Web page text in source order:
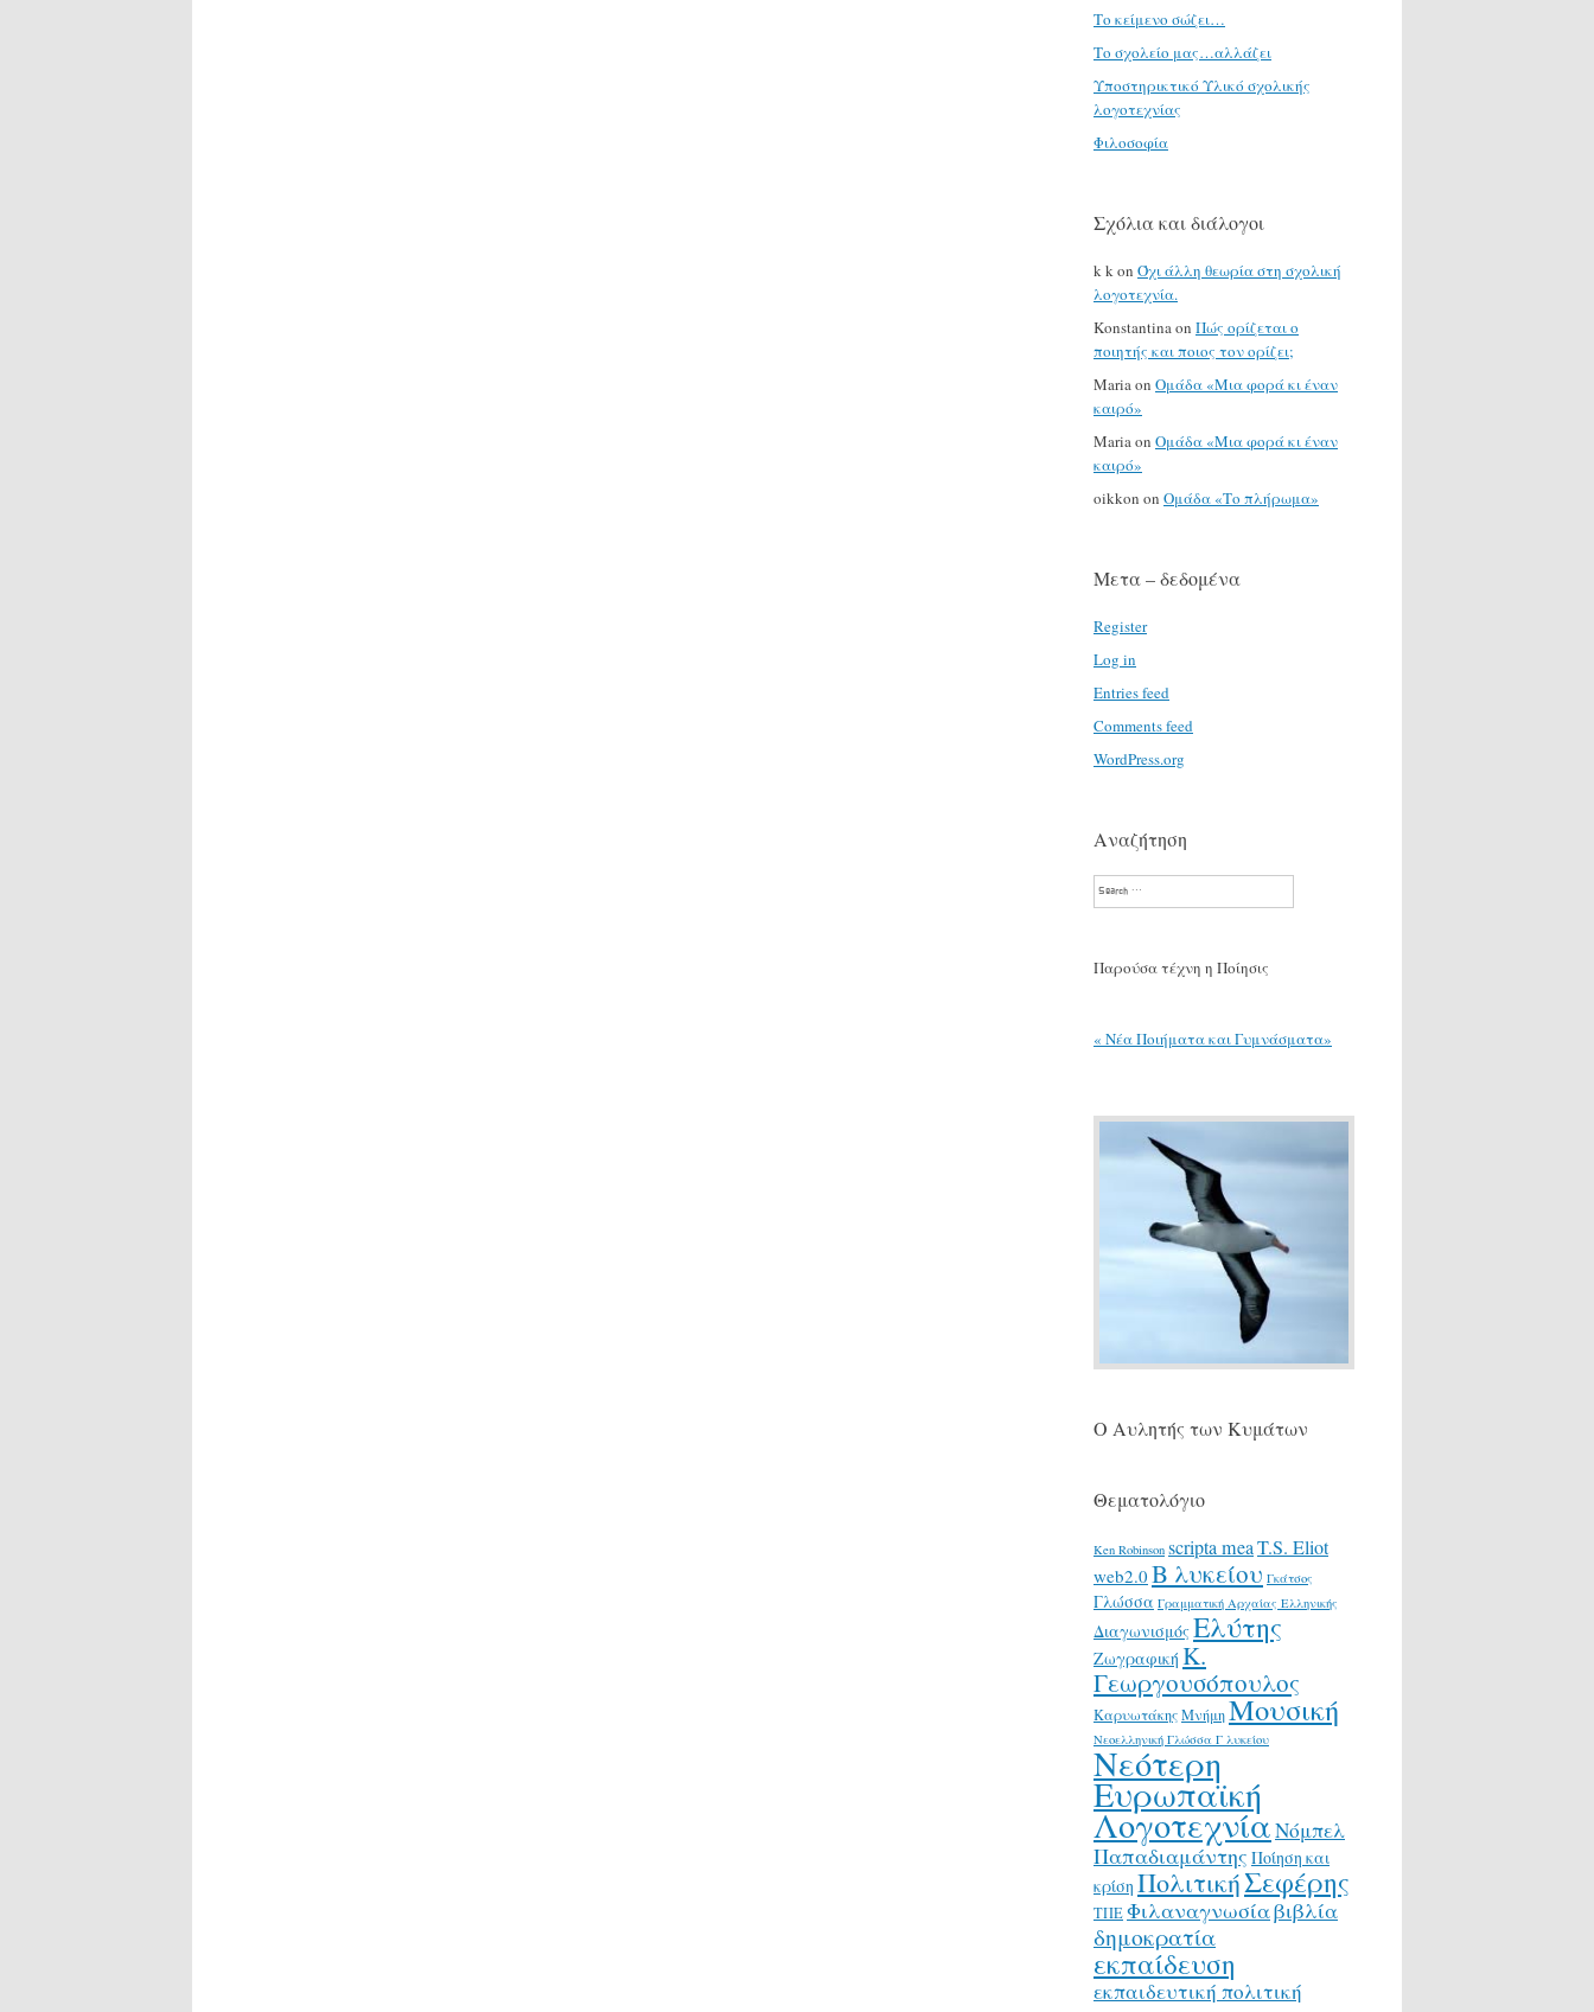
Το κείμενο σώζει…
Το σχολείο μας…αλλάζει
Υποστηρικτικό Υλικό σχολικής
λογοτεχνίας
Φιλοσοφία
Σχόλια και διάλογοι
k kon Όχι άλλη θεωρία στη σχολική
λογοτεχνία.
Konstantinaon Πώς ορίζεται ο
ποιητής και ποιος τον ορίζει;
Mariaon Ομάδα «Μια φορά κι έναν
καιρό»
Mariaon Ομάδα «Μια φορά κι έναν
καιρό»
oikkon on Ομάδα «Το πλήρωμα»
Μετα – δεδομένα
Register
Log in
Entries feed
Comments feed
WordPress.org
Αναζήτηση
Search
Παρούσα τέχνη η Ποίησις
« Νέα Ποιήματα και Γυμνάσματα»
Ο Αυλητής των Κυμάτων
Θεματολόγιο
Ken Robinson scripta meaT.S. Eliot
web2.0 Β λυκείου Γκάτσος
Γλώσσα Γραμματική Αρχαίας Ελληνικής
ΔιαγωνισμόςΕλύτης
Ζωγραφική Κ.
Γεωργουσόπουλος
ΚαρυωτάκηςΜνήμηΜουσική
Νεοελληνική Γλώσσα Γ λυκείου
Νεότερη
Ευρωπαϊκή
ΛογοτεχνίαΝόμπελ
Παπαδιαμάντης Ποίηση και
κρίση ΠολιτικήΣεφέρης
ΤΠΕΦιλαναγνωσίαβιβλία
δημοκρατία
εκπαίδευση
εκπαιδευτική πολιτική